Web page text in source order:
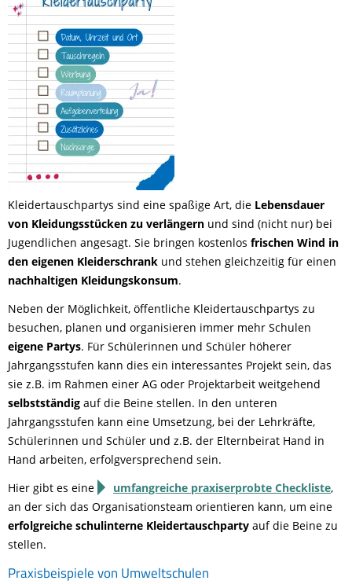
Kleidertauschpartys sind eine spaßige Art, die Lebensdauer
von Kleidungsstücken zu verlängern und sind (nicht nur) bei
Jugendlichen angesagt. Sie bringen kostenlos frischen Wind in
den eigenen Kleiderschrank und stehen gleichzeitig für einen
nachhaltigen Kleidungskonsum.
Neben der Möglichkeit, öffentliche Kleidertauschpartys zu
besuchen, planen und organisieren immer mehr Schulen
eigene Partys. Für Schülerinnen und Schüler höherer
Jahrgangsstufen kann dies ein interessantes Projekt sein, das
sie z.B. im Rahmen einer AG oder Projektarbeit weitgehend
selbstständig auf die Beine stellen. In den unteren
Jahrgangsstufen kann eine Umsetzung, bei der Lehrkräfte,
Schülerinnen und Schüler und z.B. der Elternbeirat Hand in
Hand arbeiten, erfolgversprechend sein.
Hier gibt es eine
umfangreiche praxiserprobte Checkliste,
an der sich das Organisationsteam orientieren kann, um eine
erfolgreiche schulinterne Kleidertauschparty auf die Beine zu
stellen.
Praxisbeispiele von Umweltschulen